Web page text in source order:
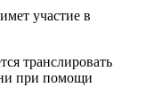
участие в
транслировать
при помощи